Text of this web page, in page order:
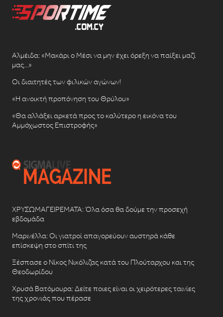
Αλμέιδα: «Μακάρι ο Μέσι να μην έχει όρεξη να παίξει μαζί
μας…»
Οι διαιτητές των φιλικών αγώνων!
«Η ανοικτή προπόνηση του Θρύλου»
«Θα αλλάξει αρκετά προς το καλύτερο η εικόνα του
Αμμόχωστος Επιστροφής»
ΧΡΥΣΩΜΑΓΕΙΡΕΜΑΤΑ: Όλα όσα θα δούμε την προσεχή
εβδομάδα
Μαρινέλλα: Οι γιατροί απαγορεύουν αυστηρά κάθε
επίσκεψη στο σπίτι της
Ξέσπασε ο Νίκος Νικόλιζας κατά του Πλούταρχου και της
Θεοδωρίδου
Χρυσά Βατόμουρα: Δείτε ποιες είναι οι χειρότερες ταινίες
της χρονιάς που πέρασε